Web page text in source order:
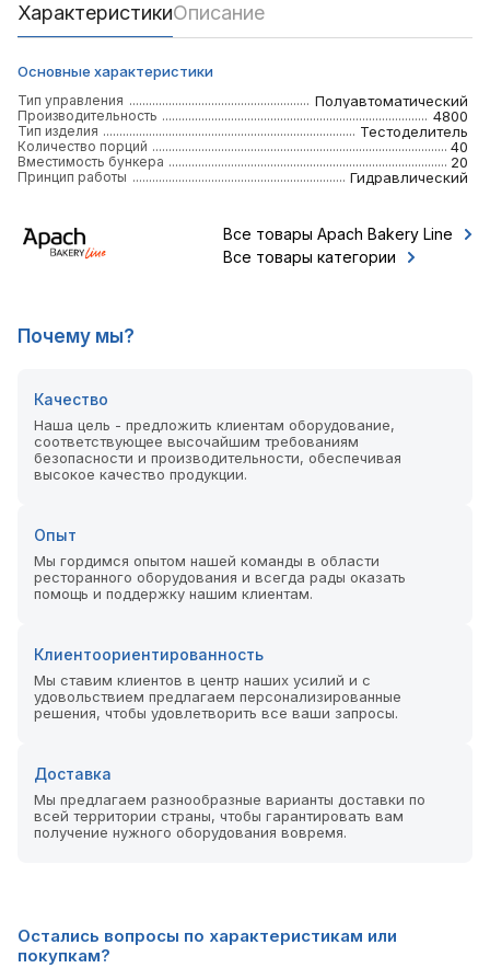
ХарактеристикиОписание
Основные характеристики
Тип управления Полуавтоматический
Производительность 4800
Тип изделия Тестоделитель
Количество порций 40
Вместимость бункера 20
Принцип работы Гидравлический
Все товары Apach Bakery Line
Все товары категории
Почему мы?
Качество
Наша цель - предложить клиентам оборудование,
соответствующее высочайшим требованиям
безопасности и производительности, обеспечивая
высокое качество продукции.
Опыт
Мы гордимся опытом нашей команды в области
ресторанного оборудования и всегда рады оказать
помощь и поддержку нашим клиентам.
Клиентоориентированность
Мы ставим клиентов в центр наших усилий и с
удовольствием предлагаем персонализированные
решения, чтобы удовлетворить все ваши запросы.
Доставка
Мы предлагаем разнообразные варианты доставки по
всей территории страны, чтобы гарантировать вам
получение нужного оборудования вовремя.
Остались вопросы по характеристикам или
покупкам?